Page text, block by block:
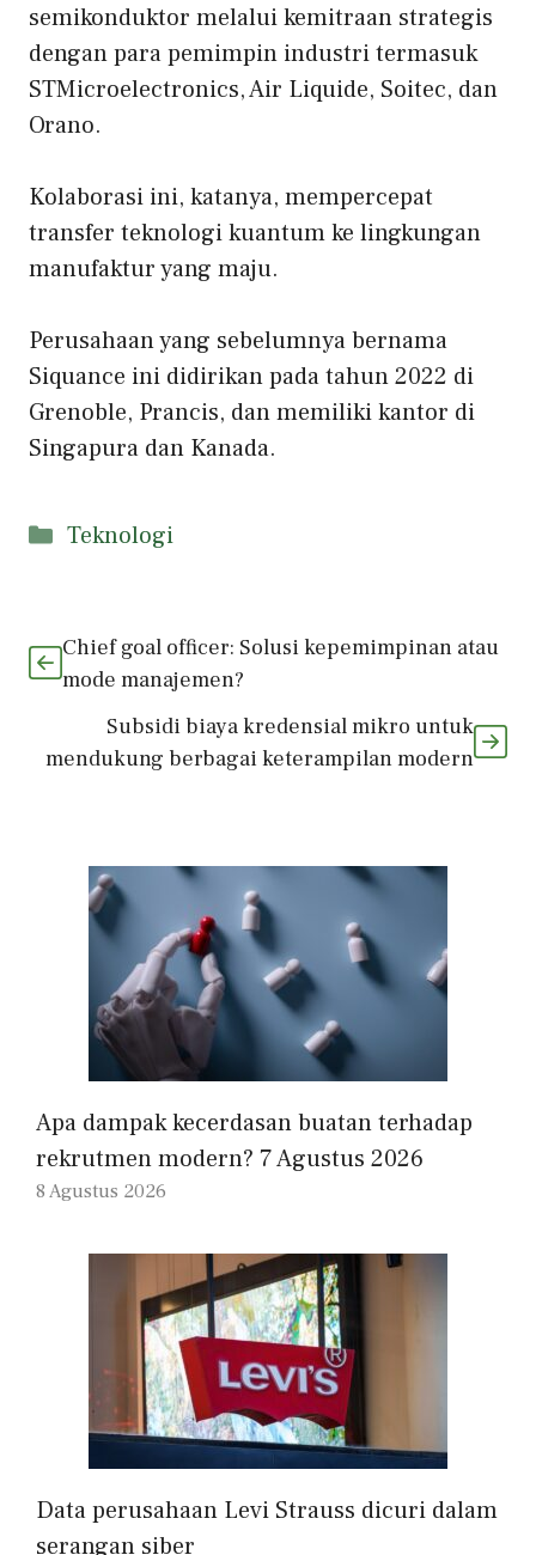
semikonduktor melalui kemitraan strategis
dengan para pemimpin industri termasuk
STMicroelectronics, Air Liquide, Soitec, dan
Orano.
Kolaborasi ini, katanya, mempercepat
transfer teknologi kuantum ke lingkungan
manufaktur yang maju.
Perusahaan yang sebelumnya bernama
Siquance ini didirikan pada tahun 2022 di
Grenoble, Prancis, dan memiliki kantor di
Singapura dan Kanada.
Kategori
Teknologi
Chief goal officer: Solusi kepemimpinan atau
mode manajemen?
Subsidi biaya kredensial mikro untuk
mendukung berbagai keterampilan modern
Apa dampak kecerdasan buatan terhadap
rekrutmen modern? 7 Agustus 2026
8 Agustus 2026
Data perusahaan Levi Strauss dicuri dalam
serangan siber